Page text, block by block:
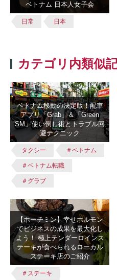
ベトナム 日本人女子会
日常 日本
カテゴリ内類似
ベトナム移動の決定版！配車
アプリ「Grab」＆「Green
SM」使い倒し術とトラブル回
避テクニック
タクシー ＃ベトナム
＃ベトナム転職
＃グラブ
【ホーチミン】幸せホルモン
でビジネスの成果を最大化し
よう！ 極上テンダーロインス
テーキが食べられるローカル
ステーキ店のご紹介
＃ステーキ